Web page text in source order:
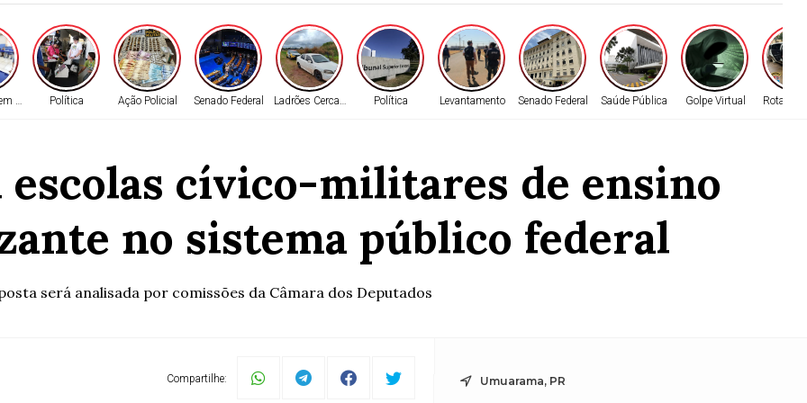
Alta Política Ação Policial Senado Federal Ladrões Cercados Política Levantamento Senado Federal Saúde Pública Golpe Virtual Rota do
cívico-militares de ensino
no sistema público federal
será analisada por comissões da Câmara dos Deputados
Compartilhe: Umuarama, PR